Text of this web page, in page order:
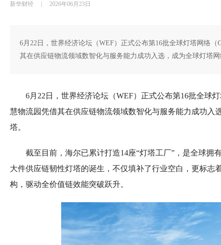
新华财经 2026年06月23日
6月22日，世界经济论坛（WEF）正式公布第16批全球灯塔网络
其在供应链物流领域数智化与服务能力成功入选，成为全球灯塔
6月22日，世界经济论坛（WEF）正式公布第16批全球
慧物流园凭借其在供应链物流领域数智化与服务能力成功入
塔。
截至目前，海尔已累计打造14座“灯塔工厂”，是全球拥
大件供应链韧性灯塔的诞生，不仅填补了行业空白，更标
构，驱动全价值链效能突破跃升。